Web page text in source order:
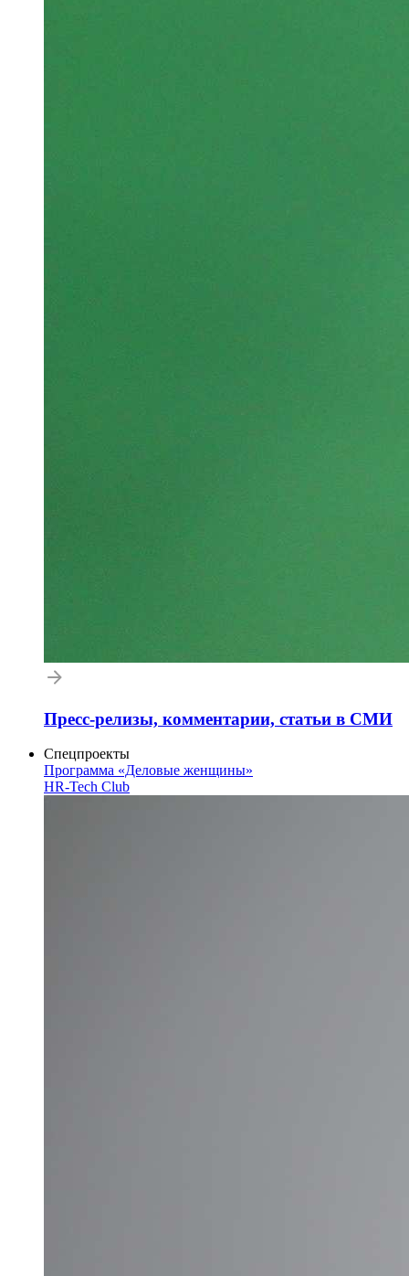
Пресс-релизы, комментарии, статьи в СМИ
Спецпроекты
Программа «Деловые женщины»
HR-Tech Club